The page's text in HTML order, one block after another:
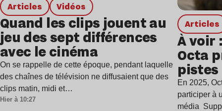
Articles Vidéos
Quand les clips jouent au
jeu des sept différences
avec le cinéma
On se rappelle de cette époque, pendant laquelle
des chaînes de télévision ne diffusaient que des
clips matin, midi et…
Hier à 10:27
Articles
À voir
Octa
ère
En 2025,
participer à
média